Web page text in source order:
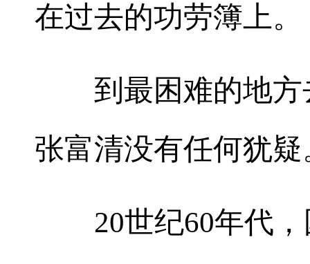
在过去的功劳簿上。
到最困难的地方
张富清没有任何犹
20世纪60年代，